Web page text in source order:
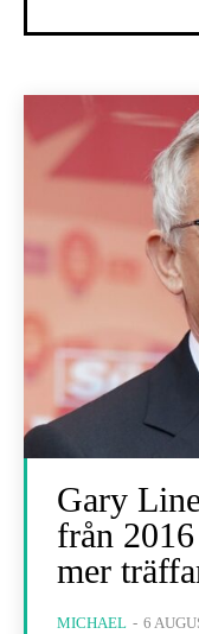
Gary
från
mer
MICHAEL - 6